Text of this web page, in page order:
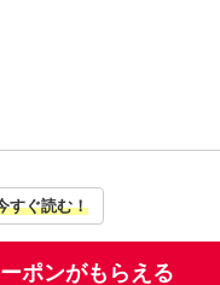
すぐ読む！
ポンがもらえる